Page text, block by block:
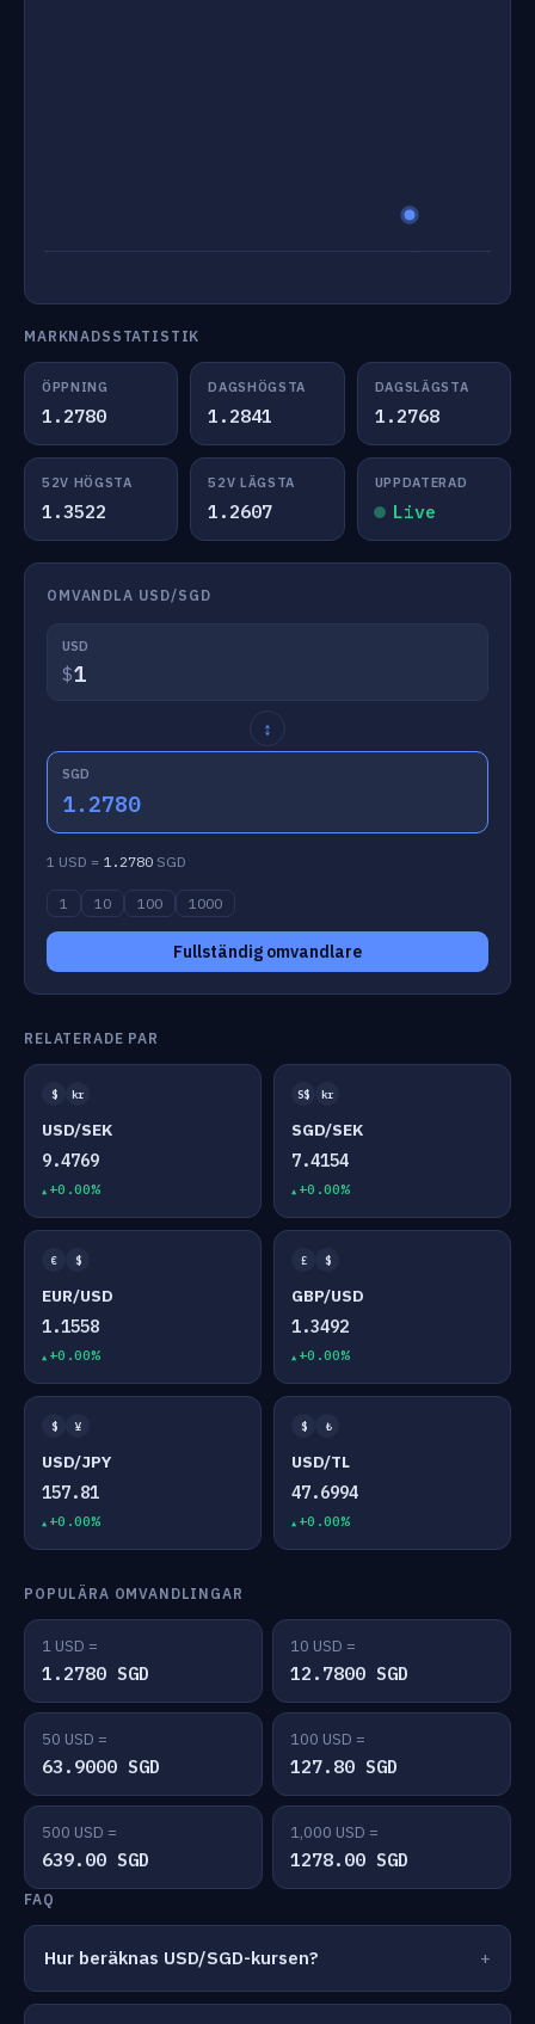
MARKNADSSTATISTIK
ÖPPNING
1.2780
DAGSHÖGSTA
1.2841
DAGSLÄGSTA
1.2768
52V HÖGSTA
1.3522
52V LÄGSTA
1.2607
UPPDATERAD
Live
OMVANDLA USD/SGD
USD
$
↕
SGD
1.2780
1 USD = 1.2780 SGD
1 10 100 1000
Fullständig omvandlare
RELATERADE PAR
$ kr
USD/SEK
9.4769
+0.00%
S$ kr
SGD/SEK
7.4154
+0.00%
€ $
EUR/USD
1.1558
+0.00%
£ $
GBP/USD
1.3492
+0.00%
$ ¥
USD/JPY
157.81
+0.00%
$ ₺
USD/TL
47.6994
+0.00%
POPULÄRA OMVANDLINGAR
1 USD =
1.2780 SGD
10 USD =
12.7800 SGD
50 USD =
63.9000 SGD
100 USD =
127.80 SGD
500 USD =
639.00 SGD
1,000 USD =
1278.00 SGD
FAQ
Hur beräknas USD/SGD-kursen?